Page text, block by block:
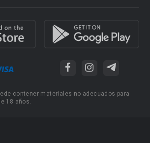
contener materiales no adecuados para
18 años.